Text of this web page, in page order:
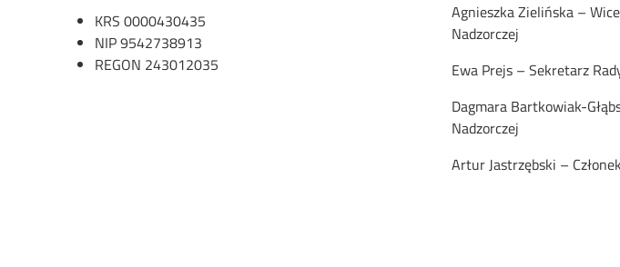
KRS 0000430435
NIP 9542738913
REGON 243012035
Agnieszka Zielińska –
Nadzorczej
Ewa Prejs – Sekretarz
Dagmara Bartkowiak-
Nadzorczej
Artur Jastrzębski –